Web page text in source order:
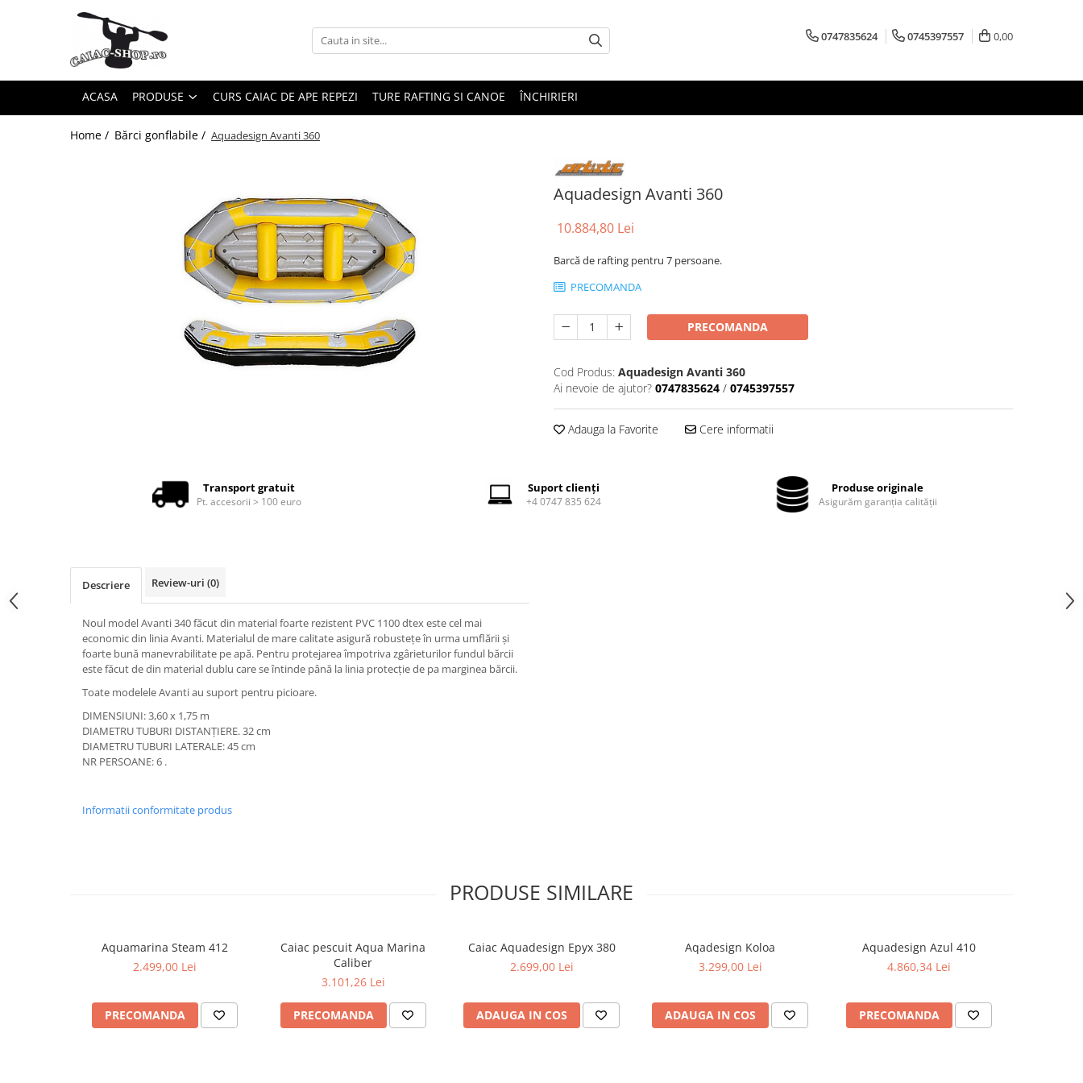
Caiace tandem
Caiace de ape repezi (whitewater)
Șosete, mănuși, căciuli neopren
Jachete impermeabile
Costume uscate
Fuste de valuri
Căști de protecție
Siguranță, accesorii
Genți și portbagaje de biciclete
0747835624 0745397557 0,00
ACASA PRODUSE CURS CAIAC DE APE REPEZI TURE RAFTING SI CANOE ÎNCHIRIERI
Home / Bărci gonflabile / Aquadesign Avanti 360
Aquadesign Avanti 360
10.884,80 Lei
Barcă de rafting pentru 7 persoane.
PRECOMANDA
PRECOMANDA
Cod Produs: Aquadesign Avanti 360
Ai nevoie de ajutor? 0747835624 / 0745397557
Adauga la Favorite Cere informatii
Transport gratuit
Pt. accesorii > 100 euro
Suport clienți
+4 0747 835 624
Produse originale
Asigurăm garanția calității
Descriere Review-uri (0)
Noul model Avanti 340 făcut din material foarte rezistent PVC 1100 dtex este cel mai
economic din linia Avanti. Materialul de mare calitate asigură robustețe în urma umflării și
foarte bună manevrabilitate pe apă. Pentru protejarea împotriva zgârieturilor fundul bărcii
este făcut de din material dublu care se întinde până la linia protecție de pa marginea bărcii.
Toate modelele Avanti au suport pentru picioare.
DIMENSIUNI: 3,60 x 1,75 m
DIAMETRU TUBURI DISTANȚIERE. 32 cm
DIAMETRU TUBURI LATERALE: 45 cm
NR PERSOANE: 6 .
Informatii conformitate produs
PRODUSE SIMILARE
Aquamarina Steam 412
2.499,00 Lei
PRECOMANDA
Caiac pescuit Aqua Marina
Caliber
3.101,26 Lei
PRECOMANDA
Caiac Aquadesign Epyx 380
2.699,00 Lei
ADAUGA IN COS
Aqadesign Koloa
3.299,00 Lei
ADAUGA IN COS
Aquadesign Azul 410
4.860,34 Lei
PRECOMANDA